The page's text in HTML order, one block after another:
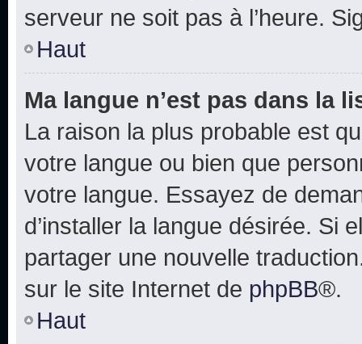
serveur ne soit pas à l’heure.
Haut
Ma langue n’est pas dans la
La raison la plus probable est
votre langue ou bien que
votre langue. Essayez de
d’installer la langue désirée. Si
partager une nouvelle
sur le site Internet de phpBB®.
Haut